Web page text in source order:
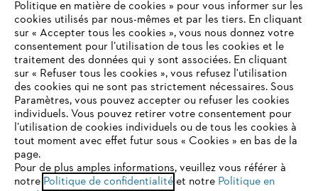
Informations juridiques
ANDREAS STIHL NV, Veurtstraat 117, 2870 Puurs-Sint-Amands,
België/Belgique
VAT Number: BE 0427.714.768
VOTRE NAVIGATEUR INTERNET
N'EST PLUS PRIS EN CHARGE
Vous utilisez un navigateur Internet que nous ne prenons plus
en charge, et certaines fonctionnalités de notre site ne
peuvent fonctionner correctement. Pour une utilisation
optimale de notre site, nous vous recommandons de passer à
l'un des navigateurs suivants :
Politique en matière de cookies » pour vous informer sur les
cookies utilisés par nous-mêmes et par les tiers. En cliquant
sur « Accepter tous les cookies », vous nous donnez votre
consentement pour l’utilisation de tous les cookies et le
traitement des données qui y sont associées. En cliquant
sur « Refuser tous les cookies », vous refusez l'utilisation
des cookies qui ne sont pas strictement nécessaires. Sous
Paramètres, vous pouvez accepter ou refuser les cookies
individuels. Vous pouvez retirer votre consentement pour
l’utilisation de cookies individuels ou de tous les cookies à
tout moment avec effet futur sous « Cookies » en bas de la
page.
Pour de plus amples informations, veuillez vous référer à
notre Politique de confidentialitéet notre Politique en